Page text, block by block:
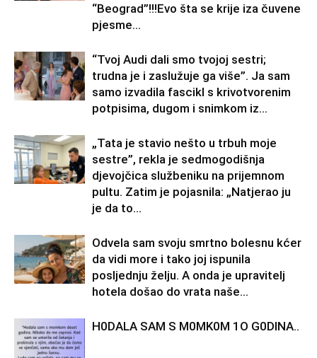
“Beograd”!!!Evo šta se krije iza čuvene
pjesme...
“Tvoj Audi dali smo tvojoj sestri;
trudna je i zaslužuje ga više”. Ja sam
samo izvadila fascikl s krivotvorenim
potpisima, dugom i snimkom iz...
„Tata je stavio nešto u trbuh moje
sestre”, rekla je sedmogodišnja
djevojčica službeniku na prijemnom
pultu. Zatim je pojasnila: „Natjerao ju
je da to...
Odvela sam svoju smrtno bolesnu kćer
da vidi more i tako joj ispunila
posljednju želju. A onda je upravitelj
hotela došao do vrata naše...
H0DALA SAM S M0MK0M 1O G0DINA..